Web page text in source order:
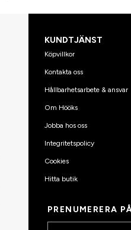
KUNDTJÄNST
Köpvillkor
Kontakta oss
Hållbarhetsarbete & ansvar
Om Hööks
Jobba hos oss
Integritetspolicy
Cookies
Hitta butik
PRENUMERERA